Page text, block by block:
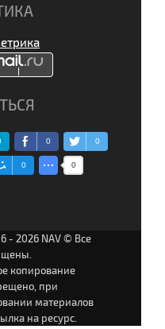
0 0
0 0
- 2026 NAV © Все
копирование
при
материалов
на ресурс.